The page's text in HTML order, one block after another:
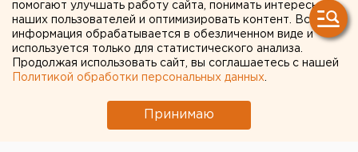
В Екатеринбурге впервые
демонстрируют
древнейшее уральское
помогают улучшать работу сайта, понимать интересы
наших пользователей и оптимизировать контент. Вся
информация обрабатывается в обезличенном виде и
используется только для статистического анализа.
Продолжая использовать сайт, вы соглашаетесь с нашей
Политикой обработки персональных данных
Принимаю